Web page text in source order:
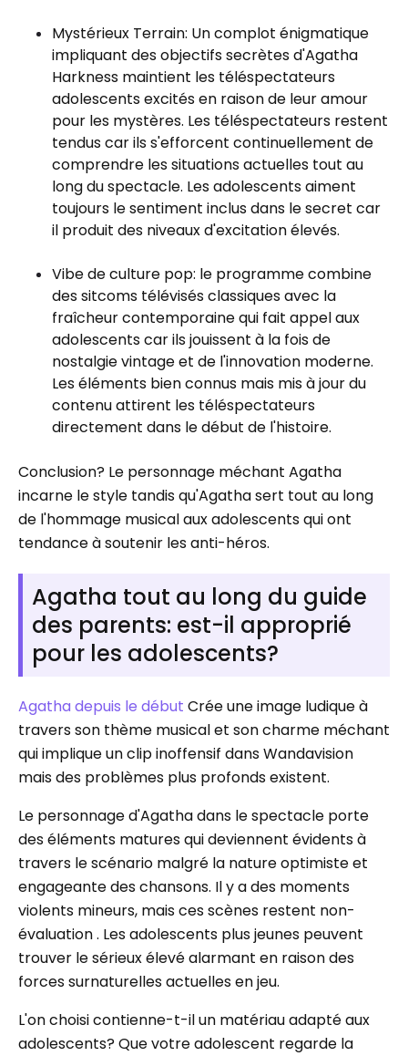
Mystérieux Terrain: Un complot énigmatique
impliquant des objectifs secrètes d'Agatha
Harkness maintient les téléspectateurs
adolescents excités en raison de leur amour
pour les mystères. Les téléspectateurs restent
tendus car ils s'efforcent continuellement de
comprendre les situations actuelles tout au
long du spectacle. Les adolescents aiment
toujours le sentiment inclus dans le secret car
il produit des niveaux d'excitation élevés.
Vibe de culture pop: le programme combine
des sitcoms télévisés classiques avec la
fraîcheur contemporaine qui fait appel aux
adolescents car ils jouissent à la fois de
nostalgie vintage et de l'innovation moderne.
Les éléments bien connus mais mis à jour du
contenu attirent les téléspectateurs
directement dans le début de l'histoire.
Conclusion? Le personnage méchant Agatha
incarne le style tandis qu'Agatha sert tout au long
de l'hommage musical aux adolescents qui ont
tendance à soutenir les anti-héros.
Agatha tout au long du guide
des parents: est-il approprié
pour les adolescents?
Agatha depuis le début Crée une image ludique à
travers son thème musical et son charme méchant
qui implique un clip inoffensif dans Wandavision
mais des problèmes plus profonds existent.
Le personnage d'Agatha dans le spectacle porte
des éléments matures qui deviennent évidents à
travers le scénario malgré la nature optimiste et
engageante des chansons. Il y a des moments
violents mineurs, mais ces scènes restent non-
évaluation . Les adolescents plus jeunes peuvent
trouver le sérieux élevé alarmant en raison des
forces surnaturelles actuelles en jeu.
L'on choisi contienne-t-il un matériau adapté aux
adolescents? Que votre adolescent regarde la